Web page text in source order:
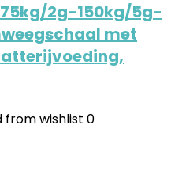
75kg/2g-150kg/5g-
met
from wishlist 0